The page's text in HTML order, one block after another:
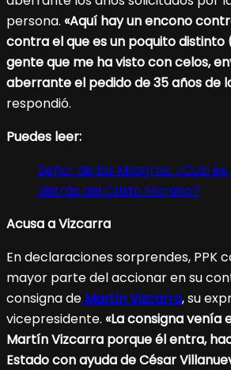
persona. «Aquí hay un encono
contra el que es un poquito distinto
gente que me ha visto con celos,
aberrante el pedido de 35 años de
respondió.
Puedes leer:
Señor de los Milagros: ¿Cuál
detrás del Cristo Moreno?
Acusa a Vizcarra
En declaraciones sorprendes, PPK
mayor parte del accionar en su
consigna de Martín Vizcarra, su
vicepresidente. «La consigna venía
Martín Vizcarra porque él entra,
Estado con ayuda de César